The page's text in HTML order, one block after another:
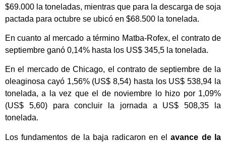
$69.000 la toneladas, mientras que para la descarga de soja
pactada para octubre se ubicó en $68.500 la tonelada.
En cuanto al mercado a término Matba-Rofex, el contrato de
septiembre ganó 0,14% hasta los US$ 345,5 la tonelada.
En el mercado de Chicago, el contrato de septiembre de la
oleaginosa cayó 1,56% (US$ 8,54) hasta los US$ 538,94 la
tonelada, a la vez que el de noviembre lo hizo por 1,09%
(US$ 5,60) para concluir la jornada a US$ 508,35 la
tonelada.
Los fundamentos de la baja radicaron en elavance de la